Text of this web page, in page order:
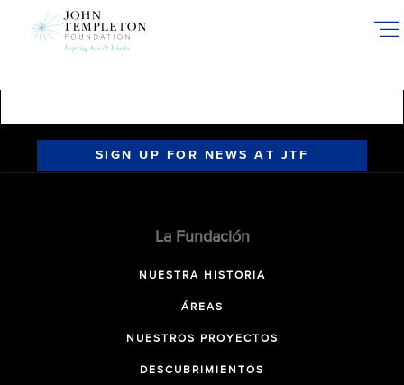
SIGN UP FOR NEWS AT JTF
La Fundación
NUESTRA HISTORIA
ÁREAS
NUESTROS PROYECTOS
DESCUBRIMIENTOS